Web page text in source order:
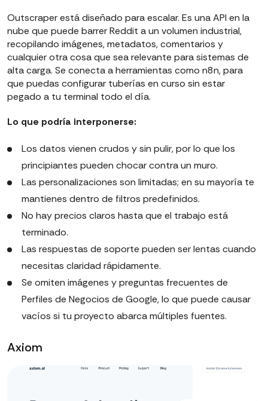
Outscraper está diseñado para escalar. Es una API en la
nube que puede barrer Reddit a un volumen industrial,
recopilando imágenes, metadatos, comentarios y
cualquier otra cosa que sea relevante para sistemas de
alta carga. Se conecta a herramientas como n8n, para
que puedas configurar tuberías en curso sin estar
pegado a tu terminal todo el día.
Lo que podría interponerse:
Los datos vienen crudos y sin pulir, por lo que los
principiantes pueden chocar contra un muro.
Las personalizaciones son limitadas; en su mayoría te
mantienes dentro de filtros predefinidos.
No hay precios claros hasta que el trabajo está
terminado.
Las respuestas de soporte pueden ser lentas cuando
necesitas claridad rápidamente.
Se omiten imágenes y preguntas frecuentes de
Perfiles de Negocios de Google, lo que puede causar
vacíos si tu proyecto abarca múltiples fuentes.
Axiom